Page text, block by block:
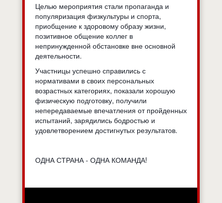
Целью мероприятия стали пропаганда и
популяризация физкультуры и спорта,
приобщение к здоровому образу жизни,
позитивное общение коллег в
непринужденной обстановке вне основной
деятельности.
Участницы успешно справились с
нормативами в своих персональных
возрастных категориях, показали хорошую
физическую подготовку, получили
непередаваемые впечатления от пройденных
испытаний, зарядились бодростью и
удовлетворением достигнутых результатов.
ОДНА СТРАНА - ОДНА КОМАНДА!